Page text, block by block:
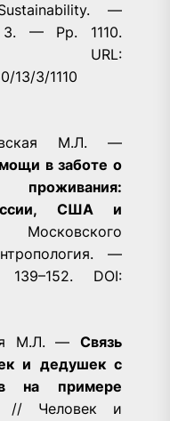
—
— Pp. 1110.
URL:
13/3/1110
М.Л. —
в заботе о
США и
—
DOI:
М.Л. —Связь
и дедушек с
на примере
// Человек и